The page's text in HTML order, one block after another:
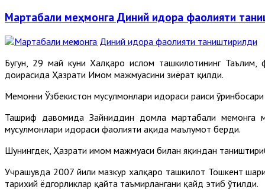
Мартабали меҳмонга Диний идора фаолияти
Бугун, 29 май куни Халқаро ислом ташкилотининг
доирасида Ҳазрати Имом мажмуасини зиёрат қилди.
Меҳмонни Ўзбекистон мусулмонлари идораси раиси
Ташриф давомида Зайниддин домла мартабали меҳмонга
мусулмонлари идораси фаолияти ҳақида маълумот берди.
Шунингдек, Ҳазрати имом мажмуаси билан яқиндан
Учрашувда 2007 йили мазкур халқаро ташкилот Тошкент
тарихий ёдгорликлар қайта таъмирлангани қайд этиб ўтилди.